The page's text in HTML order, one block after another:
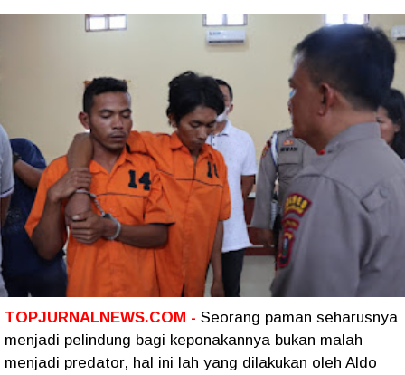
TOPJURNALNEWS.COM - Seorang paman seharusnya
menjadi pelindung bagi keponakannya bukan malah
menjadi predator, hal ini lah yang dilakukan oleh Aldo